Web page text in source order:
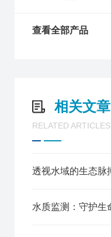
查看全部产品
相关文章
RELATED ARTICLES